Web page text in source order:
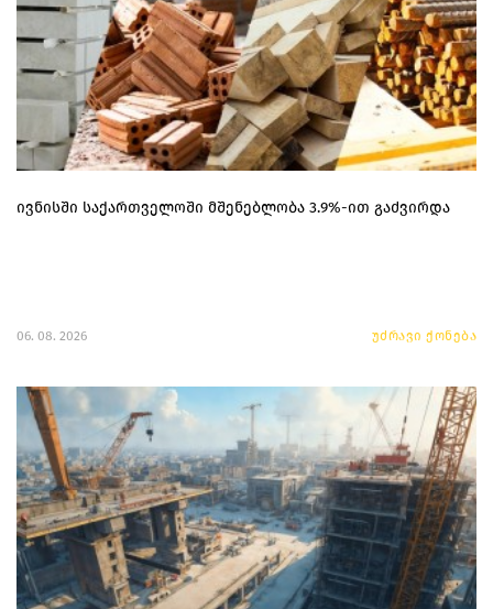
ივნისში საქართველოში მშენებლობა 3.9%-ით გაძვირდა
06. 08. 2026 უძრავი ქონება